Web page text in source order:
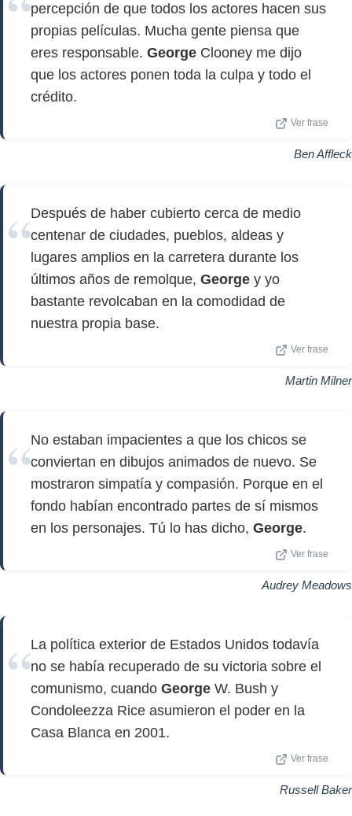
percepción de que todos los actores hacen sus
propias películas. Mucha gente piensa que
eres responsable. George Clooney me dijo
que los actores ponen toda la culpa y todo el
crédito.
Ver frase
Ben Affleck
Después de haber cubierto cerca de medio
centenar de ciudades, pueblos, aldeas y
lugares amplios en la carretera durante los
últimos años de remolque, George y yo
bastante revolcaban en la comodidad de
nuestra propia base.
Ver frase
Martin Milner
No estaban impacientes a que los chicos se
conviertan en dibujos animados de nuevo. Se
mostraron simpatía y compasión. Porque en el
fondo habían encontrado partes de sí mismos
en los personajes. Tú lo has dicho, George.
Ver frase
Audrey Meadows
La política exterior de Estados Unidos todavía
no se había recuperado de su victoria sobre el
comunismo, cuando George W. Bush y
Condoleezza Rice asumieron el poder en la
Casa Blanca en 2001.
Ver frase
Russell Baker